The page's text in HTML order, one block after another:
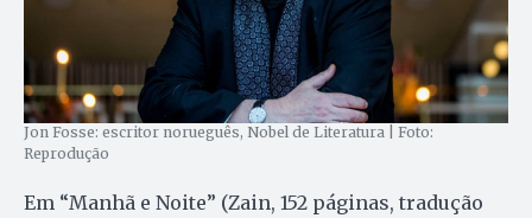
Jon Fosse: escritor norueguês, Nobel de Literatura | Foto:
Reprodução
Em “Manhã e Noite” (Zain, 152 páginas, tradução